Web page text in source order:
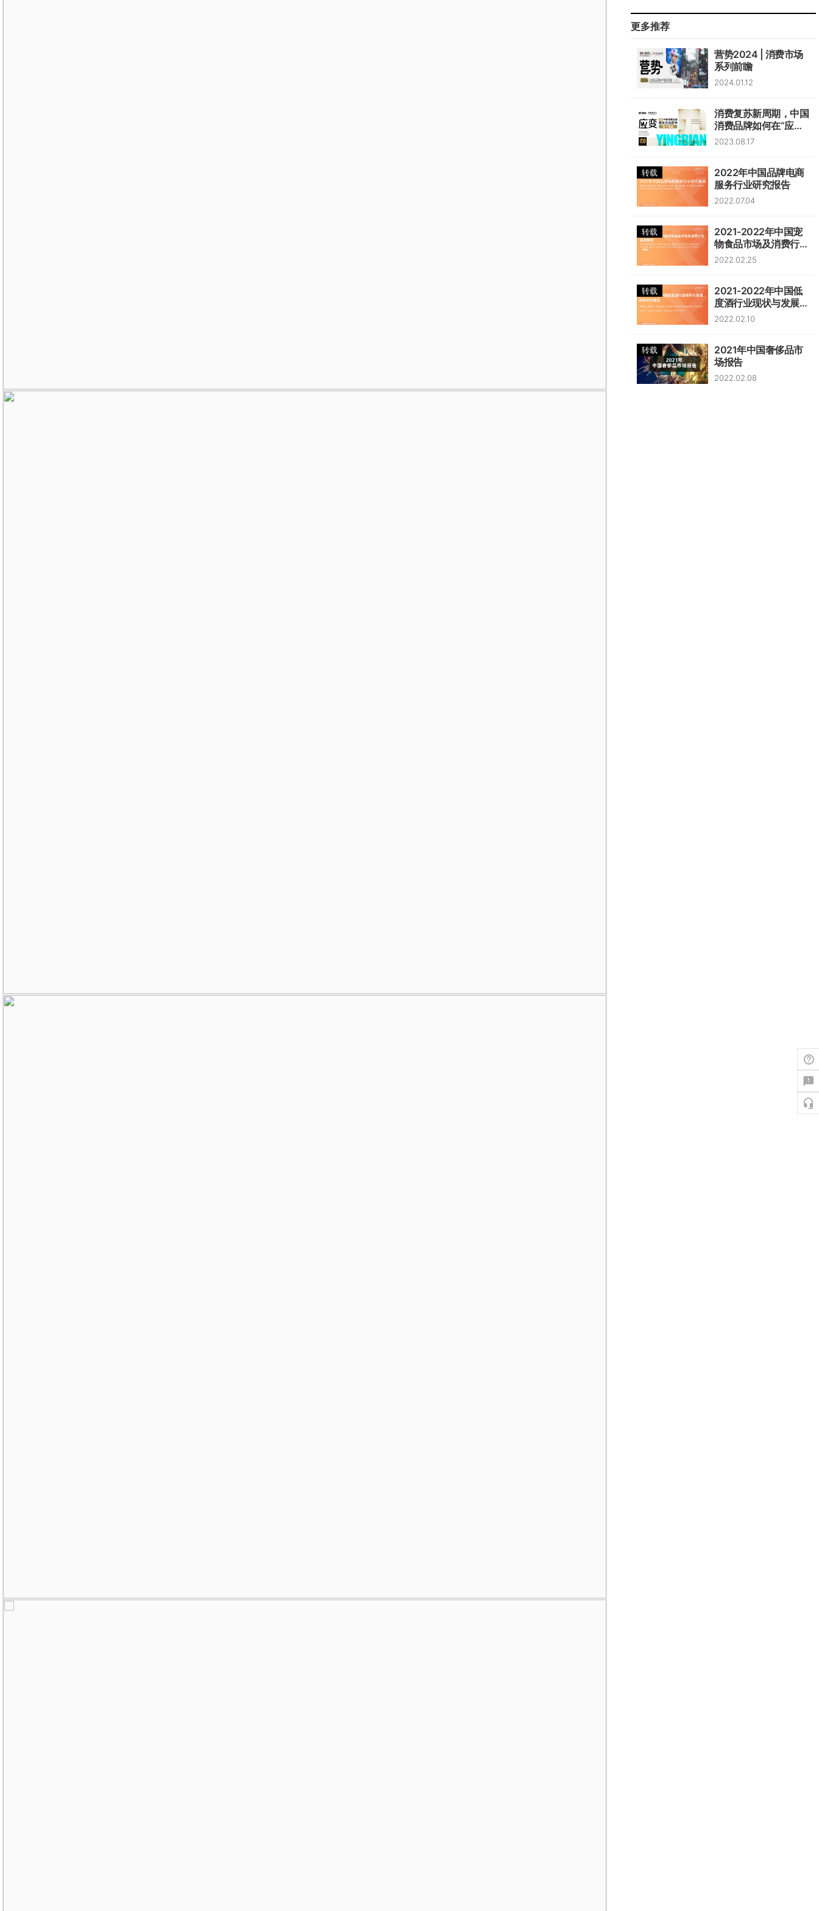
更多推荐
营势2024 | 消费市场
系列前瞻
2024.01.12
消费复苏新周期，中国
消费品牌如何在“应
变”中韧性生长？
2023.08.17
转载
2022年中国品牌电商
服务行业研究报告
2022.07.04
转载
2021-2022年中国宠
物食品市场及消费行为
监测报告
2022.02.25
转载
2021-2022年中国低
度酒行业现状与发展趋
势研究报告
2022.02.10
转载
2021年中国奢侈品市
场报告
2022.02.08